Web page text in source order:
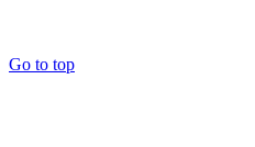
Go to top